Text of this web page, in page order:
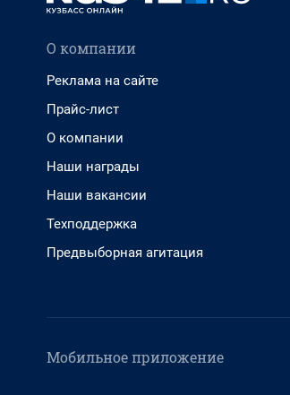
О компании
Реклама на сайте
Прайс-лист
О компании
Наши награды
Наши вакансии
Техподдержка
Предвыборная агитация
Мобильное приложение